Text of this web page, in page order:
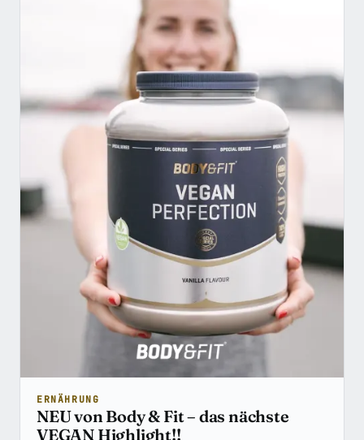
ERNÄHRUNG
NEU von Body & Fit – das nächste
VEGAN Highlight!!